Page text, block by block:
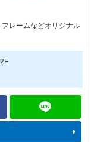
レームなどオリジナル